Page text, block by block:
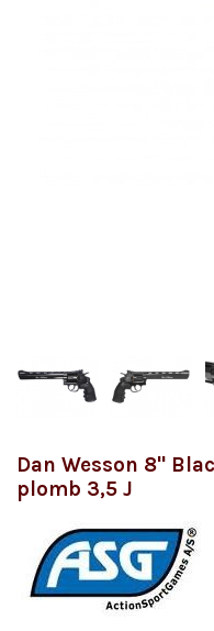
Dan Wesson 8''
plomb 3,5 J